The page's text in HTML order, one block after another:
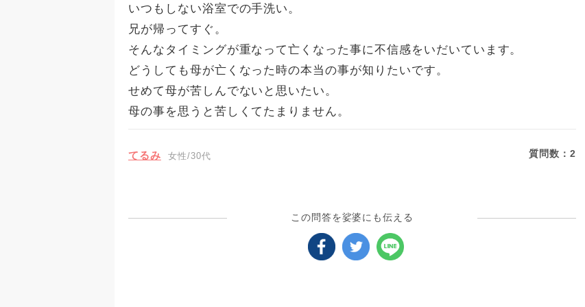
いつもしない浴室での手洗い。
兄が帰ってすぐ。
そんなタイミングが重なって亡くなった事に不信感をいだいています。
どうしても母が亡くなった時の本当の事が知りたいです。
せめて母が苦しんでないと思いたい。
母の事を思うと苦しくてたまりません。
てるみ 女性/30代 質問数：2
この問答を娑婆にも伝える